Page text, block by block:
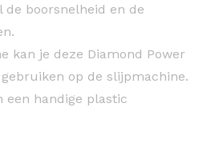
de boorsnelheid en de
kan je deze Diamond Power
op de slijpmachine.
een handige plastic